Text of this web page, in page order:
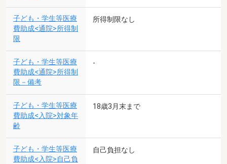
子ども・学生等医療
費助成<通院>所得制
限
所得制限なし
子ども・学生等医療
費助成<通院>所得制
限－備考
-
子ども・学生等医療
費助成<入院>対象年
齢
18歳3月末まで
子ども・学生等医療
費助成<入院>自己負
自己負担なし